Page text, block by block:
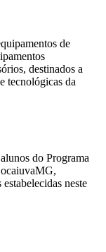
de
destinados a
tecnológicas da
do Programa
neste